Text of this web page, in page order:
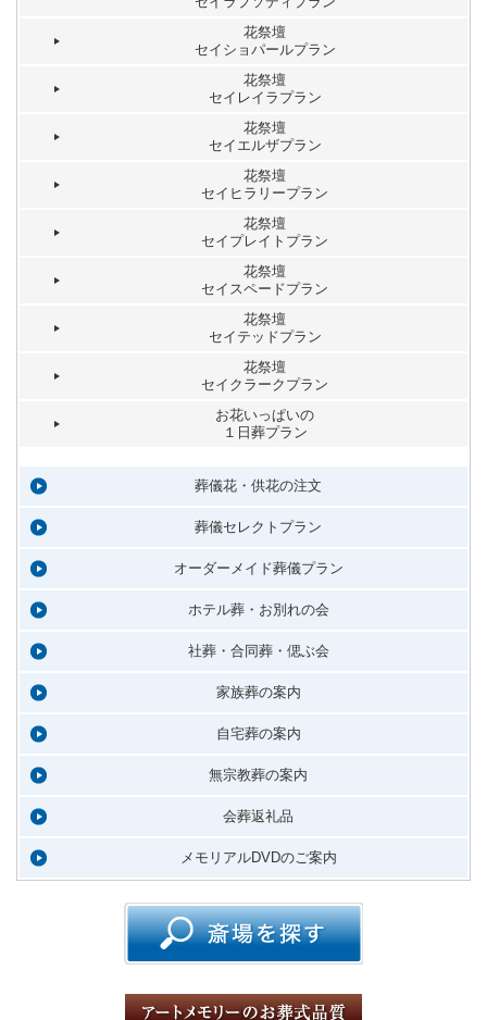
花祭壇
セイショパールプラン
花祭壇
セイレイラプラン
花祭壇
セイエルザプラン
花祭壇
セイヒラリープラン
花祭壇
セイプレイトプラン
花祭壇
セイスペードプラン
花祭壇
セイテッドプラン
花祭壇
セイクラークプラン
お花いっぱいの
１日葬プラン
葬儀花・供花の注文
葬儀セレクトプラン
オーダーメイド葬儀プラン
ホテル葬・お別れの会
社葬・合同葬・偲ぶ会
家族葬の案内
自宅葬の案内
無宗教葬の案内
会葬返礼品
メモリアルDVDのご案内